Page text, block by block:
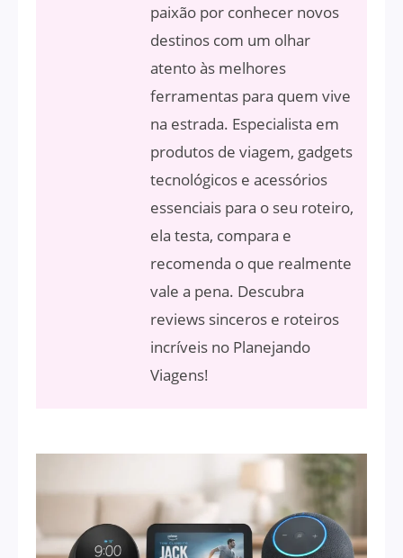
paixão por conhecer novos
destinos com um olhar
atento às melhores
ferramentas para quem vive
na estrada. Especialista em
produtos de viagem, gadgets
tecnológicos e acessórios
essenciais para o seu roteiro,
ela testa, compara e
recomenda o que realmente
vale a pena. Descubra
reviews sinceros e roteiros
incríveis no Planejando
Viagens!